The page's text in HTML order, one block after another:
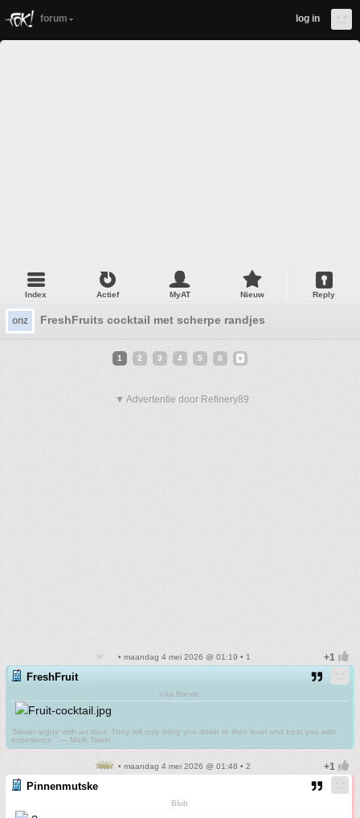
forum log in
Index Actief MyAT Nieuw Reply
onz FreshFruits cocktail met scherpe randjes
1 2 3 4 5 6
▼ Advertentie door Refinery89
• maandag 4 mei 2026 @ 01:19 • 1
FreshFruit
Vita Brevis.
“Never argue with an idiot. They will only bring you down to their level and beat you with
experience.” ― Mark Twain.
• maandag 4 mei 2026 @ 01:48 • 2
Pinnenmutske
Blub